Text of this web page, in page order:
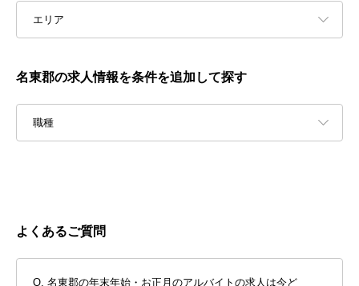
エリア
名東郡の求人情報を条件を追加して探す
職種
よくあるご質問
名東郡の年末年始・お正月のアルバイトの求人は今ど